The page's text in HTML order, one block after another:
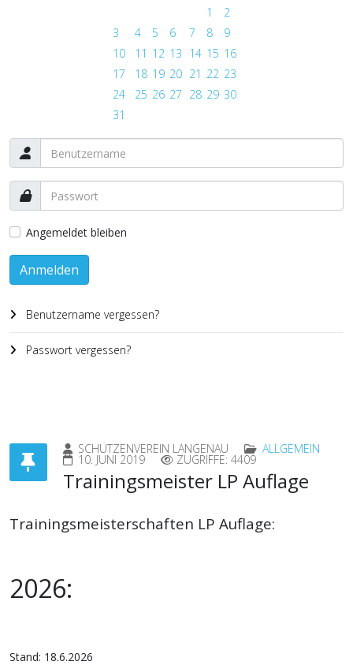
1
2
3
4 5 6 7 8
9
10
11 12 13 14 15 16
17
18 19 20 21 22 23
24
25 26 27 28 29 30
31
Angemeldet bleiben
Anmelden
Benutzername vergessen?
Passwort vergessen?
SCHÜTZENVEREIN LANGENAU ALLGEMEIN
10. JUNI 2019 ZUGRIFFE: 4409
Trainingsmeister LP Auflage
Trainingsmeisterschaften LP Auflage:
2026:
Stand: 18.6.2026